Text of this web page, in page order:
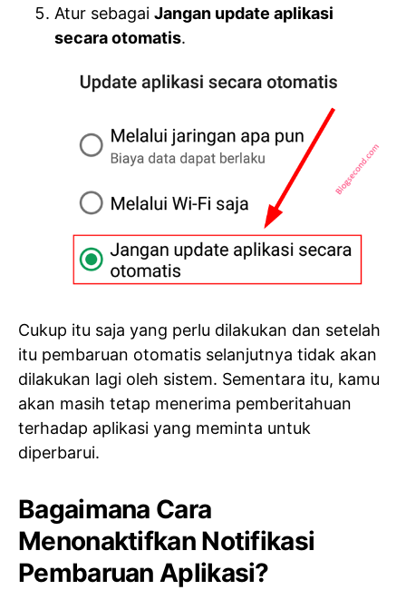
Atur sebagai Jangan update aplikasi
secara otomatis.
Cukup itu saja yang perlu dilakukan dan setelah
itu pembaruan otomatis selanjutnya tidak akan
dilakukan lagi oleh sistem. Sementara itu, kamu
akan masih tetap menerima pemberitahuan
terhadap aplikasi yang meminta untuk
diperbarui.
Bagaimana Cara
Menonaktifkan Notifikasi
Pembaruan Aplikasi?